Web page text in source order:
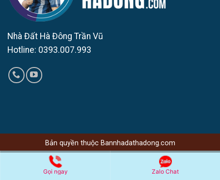
Nhà Đất Hà Đông Trần Vũ
Hotline: 0393.007.993
Bản quyền thuộc Bannhadathadong.com
Gọi ngay Zalo Chat